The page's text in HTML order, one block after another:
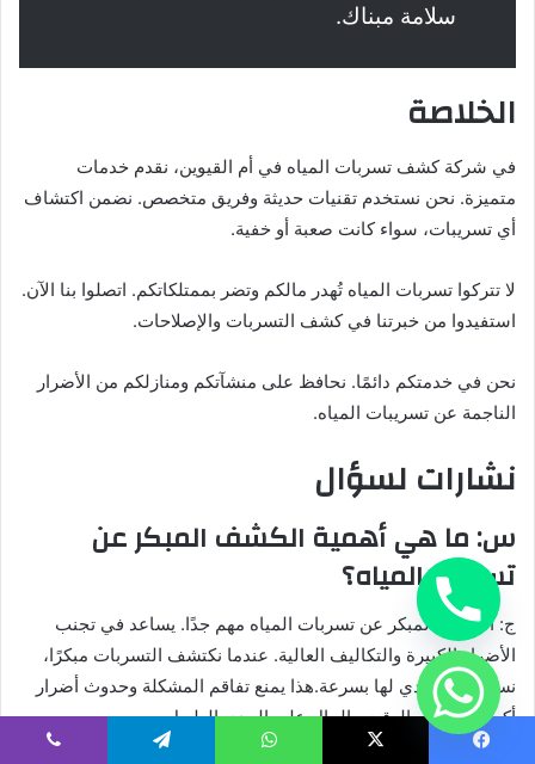
سلامة مبناك.
الخلاصة
في شركة كشف تسربات المياه في أم القيوين، نقدم خدمات
متميزة. نحن نستخدم تقنيات حديثة وفريق متخصص. نضمن اكتشاف
أي تسريبات، سواء كانت صعبة أو خفية.
لا تتركوا تسربات المياه تُهدر مالكم وتضر بممتلكاتكم. اتصلوا بنا الآن.
استفيدوا من خبرتنا في كشف التسربات والإصلاحات.
نحن في خدمتكم دائمًا. نحافظ على منشآتكم ومنازلكم من الأضرار
الناجمة عن تسريبات المياه.
نشارات لسؤال
س: ما هي أهمية الكشف المبكر عن
تسربات المياه؟
ج: الكشف المبكر عن تسربات المياه مهم جدًا. يساعد في تجنب
الأضرار الكبيرة والتكاليف العالية. عندما نكتشف التسربات مبكرًا،
نستطيع التصدي لها بسرعة.هذا يمنع تفاقم المشكلة وحدوث أضرار
أكبر. كما يوفر الوقت والمال على المدى الطويل.
س: ما هي الأضرار الناتجة عن إهمال